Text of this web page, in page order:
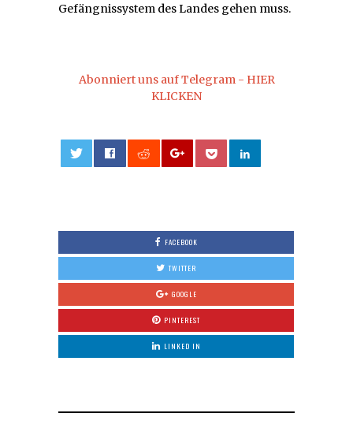
Gefängnissystem des Landes gehen muss.
Abonniert uns auf Telegram - HIER
KLICKEN
FACEBOOK
TWITTER
GOOGLE
PINTEREST
LINKED IN